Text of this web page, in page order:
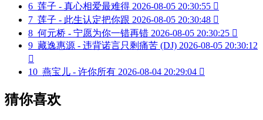
6 莲子 - 真心相爱最难得 2026-08-05 20:30:55 
7 莲子 - 此生认定把你跟 2026-08-05 20:30:48 
8 何元桥 - 宁愿为你一错再错 2026-08-05 20:30:25 
9 藏逸惠源 - 违背诺言只剩痛苦 (DJ) 2026-08-05 20:30:12

10 燕宝儿 - 许你所有 2026-08-04 20:29:04 
猜你喜欢